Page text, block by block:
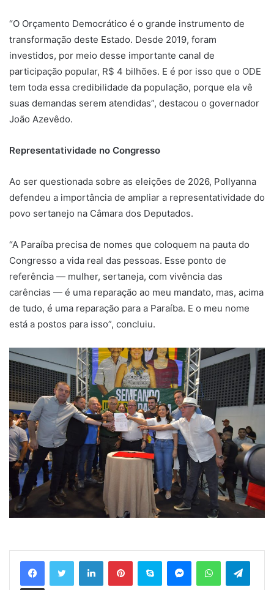
“O Orçamento Democrático é o grande instrumento de
transformação deste Estado. Desde 2019, foram
investidos, por meio desse importante canal de
participação popular, R$ 4 bilhões. E é por isso que o ODE
tem toda essa credibilidade da população, porque ela vê
suas demandas serem atendidas”, destacou o governador
João Azevêdo.
Representatividade no Congresso
Ao ser questionada sobre as eleições de 2026, Pollyanna
defendeu a importância de ampliar a representatividade do
povo sertanejo na Câmara dos Deputados.
“A Paraíba precisa de nomes que coloquem na pauta do
Congresso a vida real das pessoas. Esse ponto de
referência — mulher, sertaneja, com vivência das
carências — é uma reparação ao meu mandato, mas, acima
de tudo, é uma reparação para a Paraíba. E o meu nome
está a postos para isso”, concluiu.